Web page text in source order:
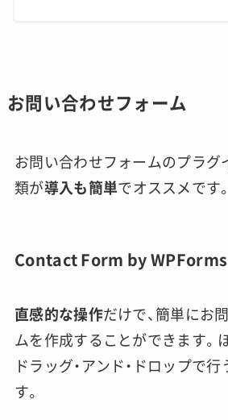
お問い合わせフォーム
お問い合わせフォームのプラグ
類が導入も簡単でオススメです。
Contact Form by WPForms
直感的な操作だけで、簡単にお
ムを作成することができます。
ドラッグ・アンド・ドロップで
す。